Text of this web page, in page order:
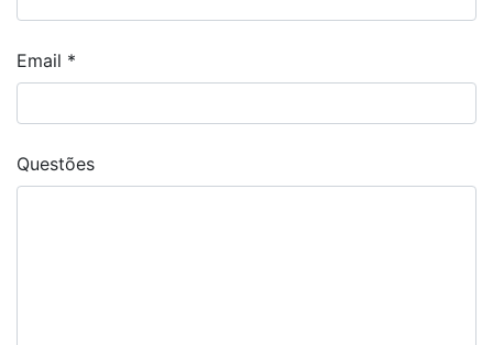
Email *
Questões